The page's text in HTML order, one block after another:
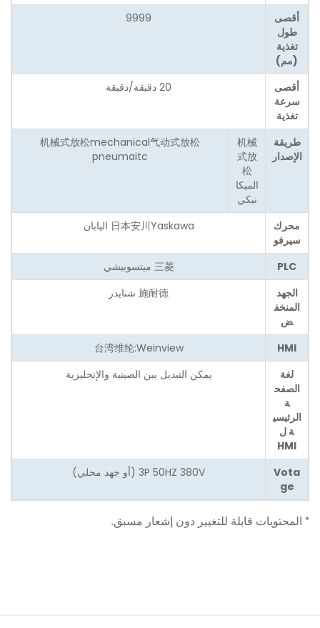
أقصى
طول
تغذية
(مم)
9999
أقصى
سرعة
تغذية
20 دقيقة/دقيقة
طريقة
الإصدار
机械
式放
松
الميكا
نيكي
机械式放松mechanical气动式放松
pneumaitc
محرك
سيرفو
日本安川Yaskawa اليابان
PLC
三菱 ميتسوبيشي
الجهد
المنخف
ض
施耐德 شنايدر
HMI
台湾维纶:Weinview
لغة
الصفح
ة
الرئيسي
ة ل
HMI
يمكن التبديل بين الصينية والإنجليزية
Vota
ge
3P 50HZ 380V (أو جهد محلي)
* المحتويات قابلة للتغيير دون إشعار مسبق.